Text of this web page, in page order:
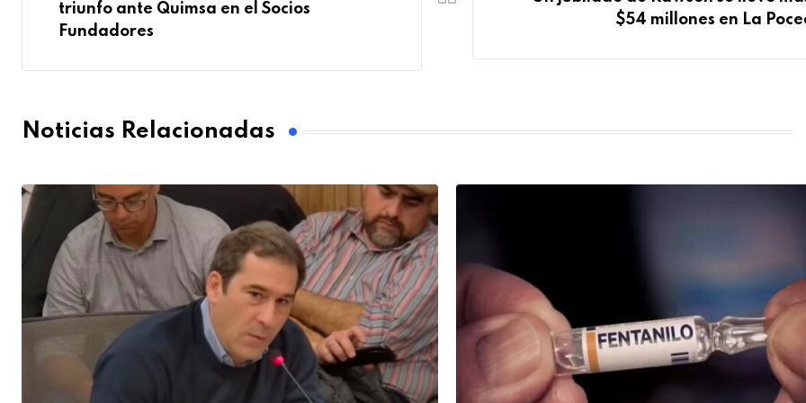
triunfo ante Quimsa en el Socios
Fundadores
$54 millones en La
Noticias Relacionadas